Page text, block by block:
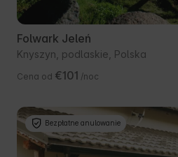
Folwark Jeleń
Knyszyn, podlaskie, Polska
Cena od €101 /noc
Bezpłatne anulowanie